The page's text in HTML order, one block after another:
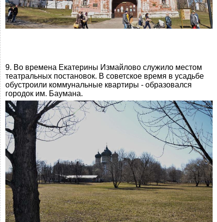
9. Во времена Екатерины Измайлово служило местом
театральных постановок. В советское время в усадьбе
обустроили коммунальные квартиры - образовался
городок им. Баумана.